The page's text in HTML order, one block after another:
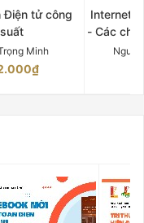
Điện tử công
suất
Minh
Internet
- Các